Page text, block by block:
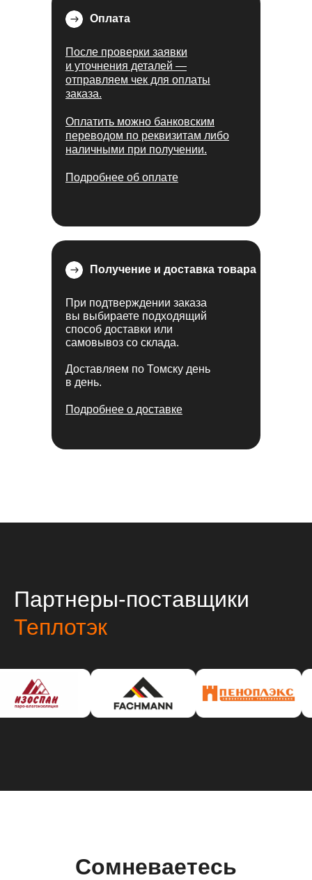
Оплата
После проверки заявки
и уточнения деталей —
отправляем чек для оплаты
заказа.
Оплатить можно банковским
переводом по реквизитам либо
наличными при получении.
Подробнее об оплате
Получение и доставка товара
При подтверждении заказа
вы выбираете подходящий
способ доставки или
самовывоз со склада.
Доставляем по Томску день
в день.
Подробнее о доставке
Партнеры-поставщики
Теплотэк
Сомневаетесь